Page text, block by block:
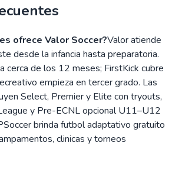
ofrece Valor Soccer?Valor atiende
desde la infancia hasta preparatoria.
cerca de los 12 meses; FirstKick cubre
empieza en tercer grado. Las
Select, Premier y Elite con tryouts,
y Pre-ECNL opcional U11–U12
brinda futbol adaptativo gratuito
clinicas y torneos